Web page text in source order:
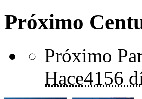
Próximo
Próximo
Hace4156